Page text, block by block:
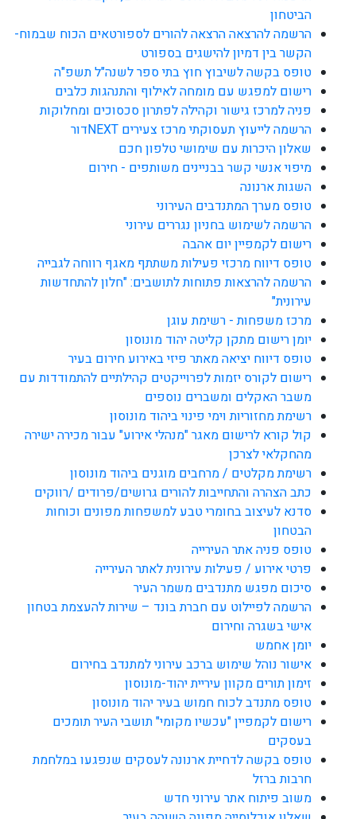
הביטחון
הרשמה להרצאה הרצאה להורים לספורטאים הכוח שבמוח-
הקשר בין דמיון להישגים בספורט
טופס בקשה לשיבוץ חוץ בתי ספר לשנה"ל תשפ"ה
רישום למפגש עם מומחה לאילוף והתנהגות כלבים
פניה למרכז גישור וקהילה לפתרון סכסוכים ומחלוקות
הרשמה לייעוץ תעסוקתי מרכז צעירים NEXTדור
שאלון היכרות עם שימושי טלפון חכם
מיפוי אנשי קשר בבניינים משותפים - חירום
השגות ארנונה
טופס מערך המתנדבים העירוני
הרשמה לשימוש בחניון נגררים עירוני
רישום לקמפיין יום אהבה
טופס דיווח מרכזי פעילות משתתף מאגף רווחה לגבייה
הרשמה להרצאות פתוחות לתושבים: "חלון להתחדשות
עירונית"
מרכז משפחות - רשימת עוגן
יומן רישום מתקן קליטה יהוד מונוסון
טופס דיווח יציאה מאתר פיזי באירוע חירום בעיר
רישום לקורס יזמות לפרוייקטים קהילתיים להתמודדות עם
משבר האקלים ומשברים נוספים
רשימת מחזוריות וימי פינוי ביהוד מונוסון
קול קורא לרישום מאגר "מנהלי אירוע" עבור מכירה ישירה
מהחקלאי לצרכן
רשימת מקלטים / מרחבים מוגנים ביהוד מונוסון
כתב הצהרה והתחייבות להורים גרושים/פרודים /רווקים
סדנא לעיצוב בחומרי טבע למשפחות מפונים וכוחות
הבטחון
טופס פניה אתר העירייה
פרטי אירוע / פעילות עירונית לאתר העירייה
סיכום מפגש מתנדבים משמר העיר
הרשמה לפיילוט עם חברת בונד – שירות להעצמת בטחון
אישי בשגרה וחירום
יומן אחמש
אישור נוהל שימוש ברכב עירוני למתנדב בחירום
זימון תורים מקוון עיריית יהוד-מונוסון
טופס מתנדב לכוח חמוש בעיר יהוד מונוסון
רישום לקמפיין "עכשיו מקומי" תושבי העיר תומכים
בעסקים
טופס בקשה לדחיית ארנונה לעסקים שנפגעו במלחמת
חרבות ברזל
משוב פיתוח אתר עירוני חדש